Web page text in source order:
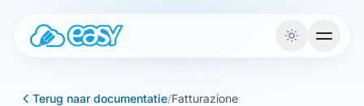
Terug naar documentatie/Fatturazione